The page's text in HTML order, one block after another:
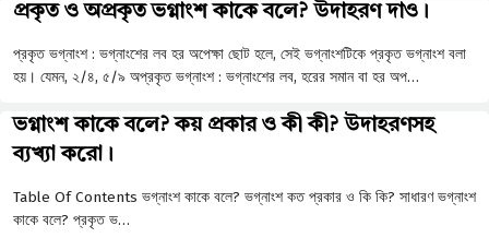
প্রকৃত ও অপ্রকৃত ভগ্নাংশ কাকে বলে? উদাহরণ দাও।
প্রকৃত ভগ্নাংশ : ভগ্নাংশের লব হর অপেক্ষা ছােট হলে, সেই ভগ্নাংশটিকে প্রকৃত ভগ্নাংশ বলা
হয়। যেমন, ২/৪, ৫/৯ অপ্রকৃত ভগ্নাংশ : ভগ্নাংশের লব, হরের সমান বা হর অপ…
ভগ্নাংশ কাকে বলে? কয় প্রকার ও কী কী? উদাহরণসহ
ব্যখ্যা করো।
Table Of Contents ভগ্নাংশ কাকে বলে? ভগ্নাংশ কত প্রকার ও কি কি? সাধারণ ভগ্নাংশ
কাকে বলে? প্রকৃত ভ…